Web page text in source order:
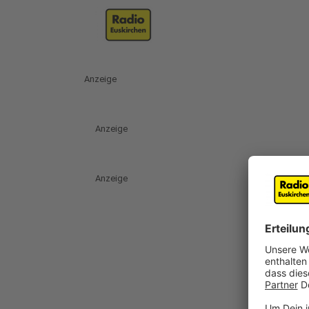
Anzeige
Anzeige
Anzeige